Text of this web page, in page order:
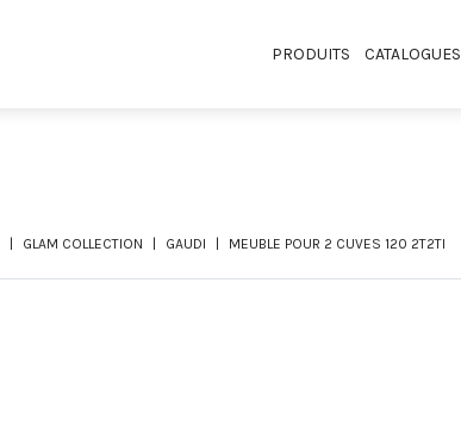
PRODUITS CATALOGUES
GLAM COLLECTION GAUDI MEUBLE POUR 2 CUVES 120 2T2TI